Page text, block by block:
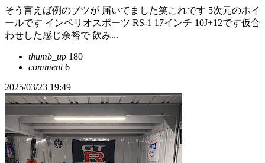
そう言えば例のブツが 届いてました笑これです 5次元のホイ
ールです インペリオスポーツ RS-1 17インチ 10J+12です仮合
わせした感じ余裕で 飲み...
thumb_up 180
comment6
2025/03/23 19:49